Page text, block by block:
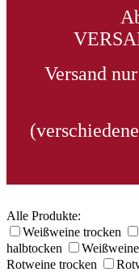
Versand
Alle Produkte:
Weißweine trocken
halbtocken
Rotweine trocken